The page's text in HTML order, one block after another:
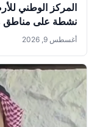
المركز الوطني
نشطة على مناطق
أغسطس 9, 2026